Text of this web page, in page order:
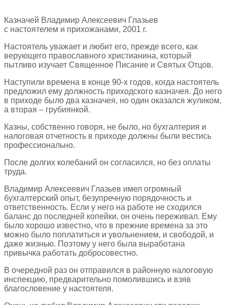
Казначей Владимир Алексеевич Глазьев
с настоятелем и прихожанами, 2001 г.
Настоятель уважает и любит его, прежде всего, как
верующего православного христианина, который
пытливо изучает Священное Писание и Святых Отцов.
Наступили времена в конце 90-х годов, когда настоятель
предложил ему должность приходского казначея. До него
в приходе было два казначея, но один оказался жуликом,
а вторая – грубиянкой.
Казны, собственно говоря, не было, но бухгалтерия и
налоговая отчетность в приходе должны были вестись
профессионально.
После долгих колебаний он согласился, но без оплаты
труда.
Владимир Алексеевич Глазьев имел огромный
бухгалтерский опыт, безупречную порядочность и
ответственность. Если у него на работе не сходился
баланс до последней копейки, он очень переживал. Ему
было хорошо известно, что в прежние времена за это
можно было поплатиться и увольнением, и свободой, и
даже жизнью. Поэтому у него была выработана
привычка работать добросовестно.
В очередной раз он отправился в районную налоговую
инспекцию, предварительно помолившись и взяв
благословение у настоятеля.